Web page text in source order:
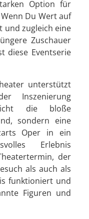
Option für
Du Wert auf
und zugleich eine
Zuschauer
diese Eventserie
unterstützt
Inszenierung
die bloße
sondern eine
Oper in ein
Erlebnis
der
als auch als
funktioniert und
Figuren und